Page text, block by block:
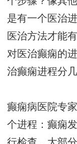
是有一个医治
医治方法才能
对医治癫痫的
治癫痫进程分
癫痫病医院专
个进程：癫痫